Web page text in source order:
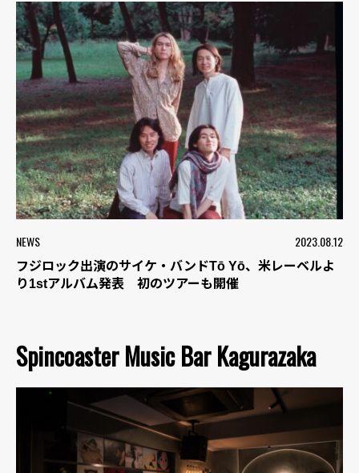
NEWS 2023.08.12
フジロック出演のサイケ・バンドTō Yō、米レーベルよ
り1stアルバム発表 初のツアーも開催
Spincoaster Music Bar Kagurazaka